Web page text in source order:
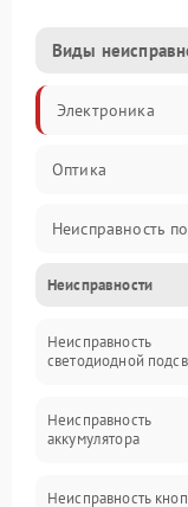
Виды
Электроника
Оптика
Неисправность
Неисправность
Электропитание
Неисправности
Неисправность
светодиодной
Неисправность
аккумулятора
Неисправность